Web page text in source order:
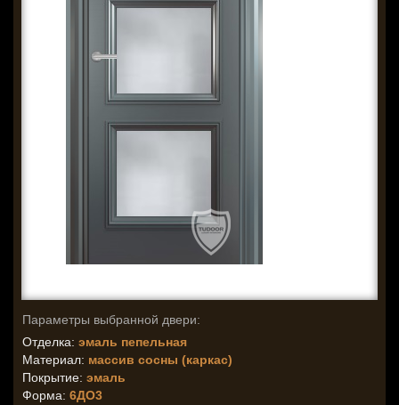
Параметры выбранной двери:
Отделка: эмаль пепельная
Материал: массив сосны (каркас)
Покрытие: эмаль
Форма: 6ДО3